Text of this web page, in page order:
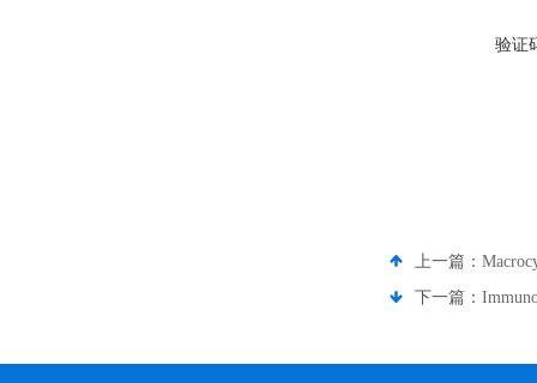
验证
上一篇：
下一篇：